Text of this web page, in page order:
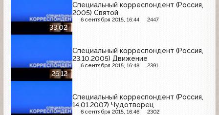
33:02
Специальный корреспондент (Россия,
2005) Святой
6 сентября 2015, 16:44 2447
26:12
Специальный корреспондент (Россия,
23.10.2005) Движение
6 сентября 2015, 16:48 2391
Специальный корреспондент (Россия,
14.01.2007) Чудотворец
6 сентября 2015, 16:46 2302